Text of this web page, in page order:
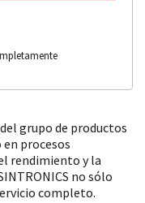
grupo de productos
en procesos
rendimiento y la
no sólo
completo.